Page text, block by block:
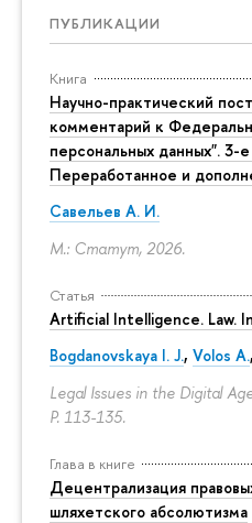
ПУБЛИКАЦИИ
Книга
Научно-практический
комментарий к
персональных данных". 3-
Переработанное и
Савельев А. И.
М.: Статут, 2026.
Статья
Artificial Intelligence. Law.
Bogdanovskaya I. J., Volos A.,
Legal Issues in the Digital
P. 113-135.
Глава в книге
Децентрализация
шляхетского абсолютизма